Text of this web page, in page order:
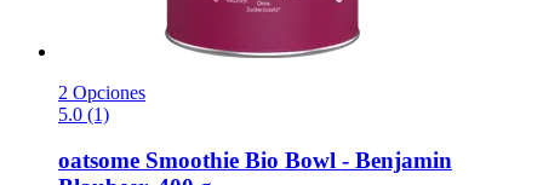
2 Opciones
5.0 (1)
oatsome Smoothie Bio Bowl -​ Benjamin